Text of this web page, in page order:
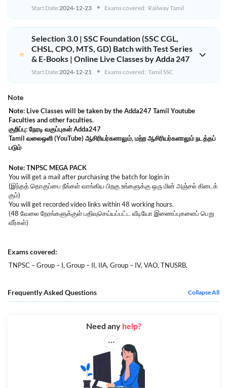
Start Date:2024-12-23 Exams covered: Railway Tamil
Selection 3.0 | SSC Foundation (SSC CGL,
CHSL, CPO, MTS, GD) Batch with Test Series
& E-Books | Online Live Classes by Adda 247
Start Date:2024-12-21 Exams covered: Tamil SSC
Note
Note: Live Classes will be taken by the Adda247 Tamil Youtube
Faculties and other faculties.
குறிப்பு: நேரடி வகுப்புகள் Adda247
Tamil வலைஒளி (YouTube) ஆசிரியர்களாலும், மற்றஆசிரியர்களாலும்நடத்தப்
படும்
Note: TNPSC MEGA PACK
You will get a mail after purchasing the batch for login in
(இந்தத் தொகுப்பை நீங்கள் வாங்கிய பிறகு உங்களுக்கு ஒரு மின் அஞ்சல் கிடைக்
கும்)
You will get recorded video links within 48 working hours.
(48 வேலை நேரங்களுக்குள் பதிவுசெய்யப்பட்ட வீடியோ இணைப்புகளைப் பெறு
வீர்கள்)
Exams covered:
TNPSC – Group – I, Group – II, IIA, Group – IV, VAO, TNUSRB.
Frequently Asked Questions Collapse All
Need any help?